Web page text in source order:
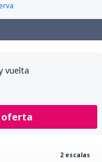
vuelta
oferta
2 escalas